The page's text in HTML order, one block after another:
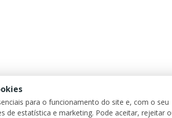
para o funcionamento do site e, com o seu
de estatística e marketing. Pode aceitar, rejeitar